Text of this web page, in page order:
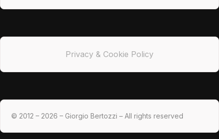
Privacy & Cookie Policy
© 2012 – 2026 – Giorgio Bertozzi – All rights reserved